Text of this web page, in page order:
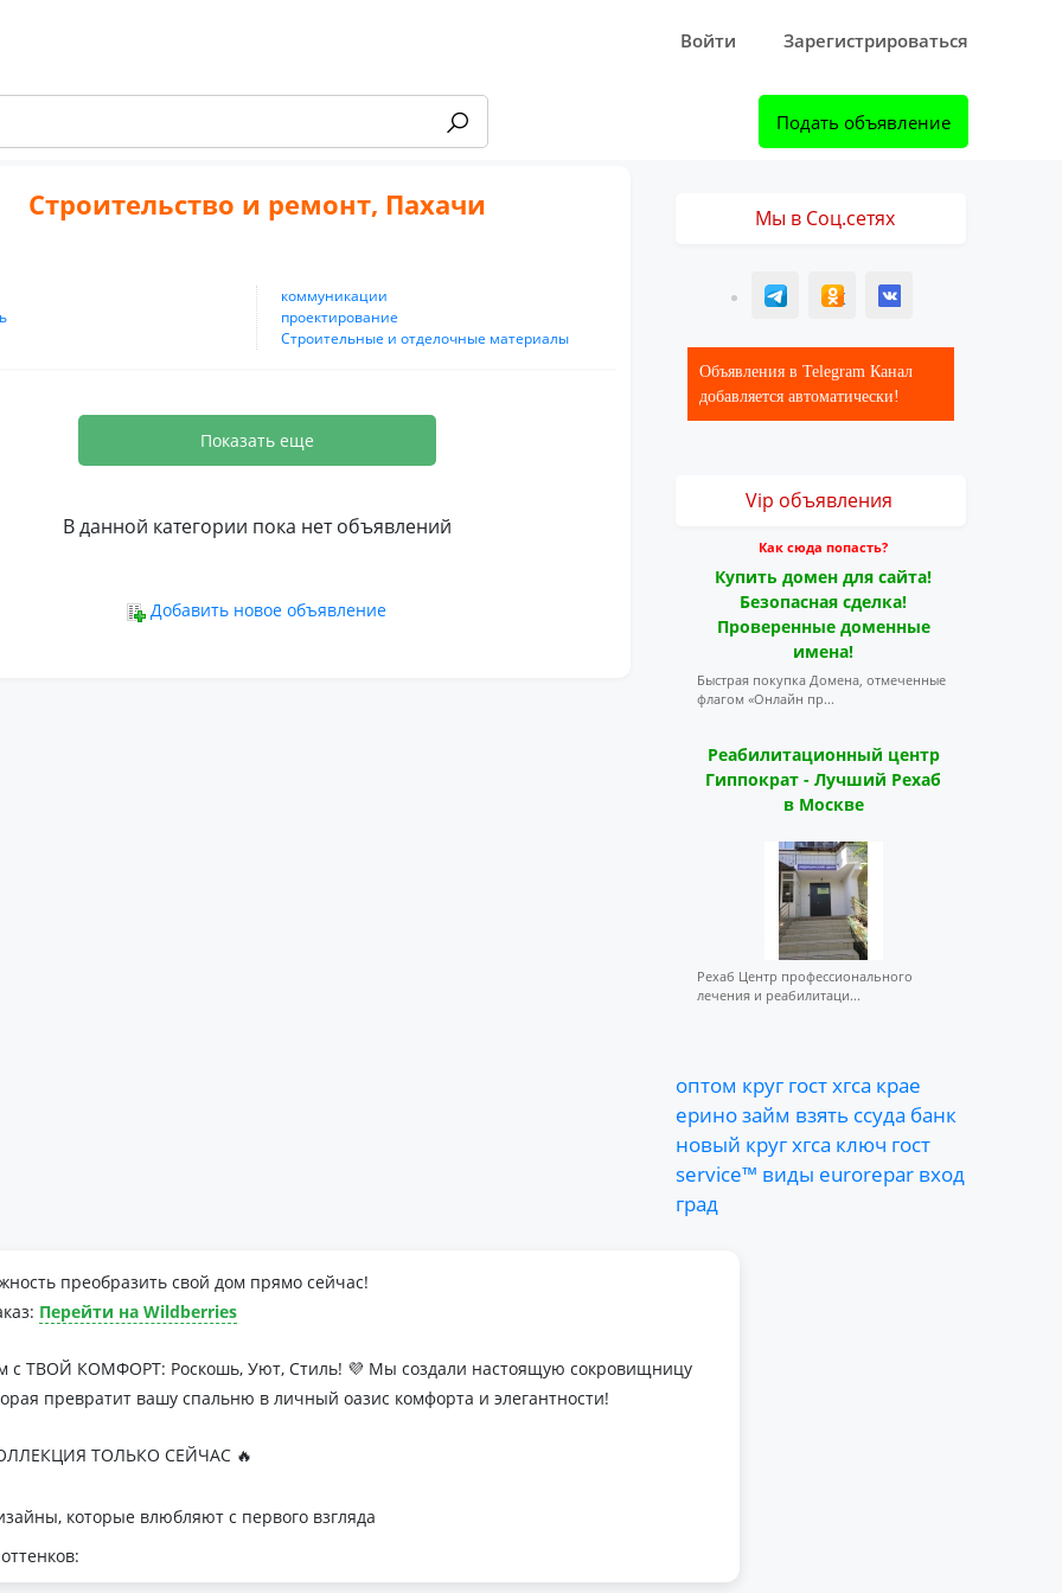
Войти Зарегистрироваться
Подать объявление
Строительство и ремонт, Пахачи
коммуникации
проектирование
Строительные и отделочные материалы
Показать еще
В данной категории пока нет объявлений
Добавить новое объявление
Мы в Соц.сетях
T ОК ВК
Объявления в Telegram Канал
добавляется автоматически!
Vip объявления
Как сюда попасть?
Купить домен для сайта!
Безопасная сделка!
Проверенные доменные
имена!
Быстрая покупка Домена, отмеченные
флагом «Онлайн пр...
Реабилитационный центр
Гиппократ - Лучший Рехаб
в Москве
Рехаб Центр профессионального
лечения и реабилитаци...
оптом круг гостхгса крае
еринозайм взять ссуда банк
новый кругхгса ключ гост
service™ виды eurorepar вход
град
преобразить свой дом прямо сейчас!
Перейти на Wildberries
с ТВОЙ КОМФОРТ: Роскошь, Уют, Стиль! 💜 Мы создали настоящую сокровищницу
превратит вашу спальню в личный оазис комфорта и элегантности!
ТОЛЬКО СЕЙЧАС 🔥
которые влюбляют с первого взгляда